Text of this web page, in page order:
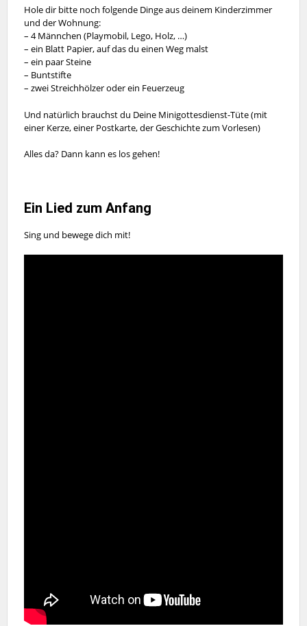
Hole dir bitte noch folgende Dinge aus deinem Kinderzimmer
und der Wohnung:
– 4 Männchen (Playmobil, Lego, Holz, …)
– ein Blatt Papier, auf das du einen Weg malst
– ein paar Steine
– Buntstifte
– zwei Streichhölzer oder ein Feuerzeug
Und natürlich brauchst du Deine Minigottesdienst-Tüte (mit
einer Kerze, einer Postkarte, der Geschichte zum Vorlesen)
Alles da? Dann kann es los gehen!
Ein Lied zum Anfang
Sing und bewege dich mit!